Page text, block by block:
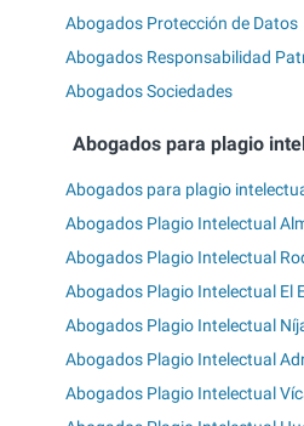
Abogados Protección de Datos
Abogados Responsabilidad
Abogados Sociedades
Abogados para plagio
Abogados para plagio
Abogados Plagio Intelectual
Abogados Plagio Intelectual
Abogados Plagio Intelectual El
Abogados Plagio Intelectual
Abogados Plagio Intelectual
Abogados Plagio Intelectual